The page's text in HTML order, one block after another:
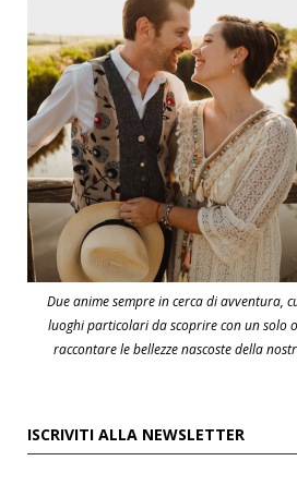
Due anime sempre in cerca di avventura,
luoghi particolari da scoprire con un solo
raccontare le bellezze nascoste della
ISCRIVITI ALLA NEWSLETTER